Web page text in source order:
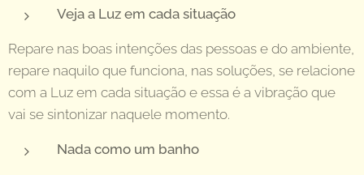
Veja a Luz em cada situação
Repare nas boas intenções das pessoas e do ambiente,
repare naquilo que funciona, nas soluções, se relacione
com a Luz em cada situação e essa é a vibração que
vai se sintonizar naquele momento.
Nada como um banho